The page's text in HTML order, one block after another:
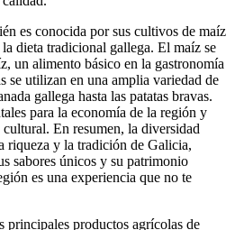
es conocida por sus cultivos de maíz
dieta tradicional gallega. El maíz se
un alimento básico en la gastronomía
se utilizan en una amplia variedad de
gallega hasta las patatas bravas.
para la economía de la región y
En resumen, la diversidad
riqueza y la tradición de Galicia,
sabores únicos y su patrimonio
es una experiencia que no te
principales productos agrícolas de